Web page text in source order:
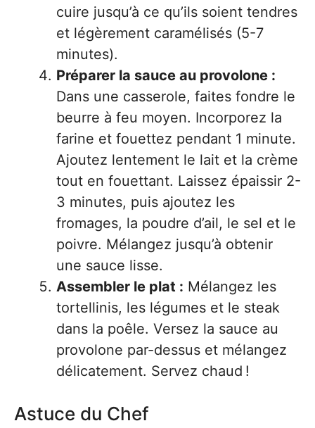
cuire jusqu’à ce qu’ils soient tendres
et légèrement caramélisés (5-7
minutes).
Préparer la sauce au provolone :
Dans une casserole, faites fondre le
beurre à feu moyen. Incorporez la
farine et fouettez pendant 1 minute.
Ajoutez lentement le lait et la crème
tout en fouettant. Laissez épaissir 2-
3 minutes, puis ajoutez les
fromages, la poudre d’ail, le sel et le
poivre. Mélangez jusqu’à obtenir
une sauce lisse.
Assembler le plat : Mélangez les
tortellinis, les légumes et le steak
dans la poêle. Versez la sauce au
provolone par-dessus et mélangez
délicatement. Servez chaud !
Astuce du Chef